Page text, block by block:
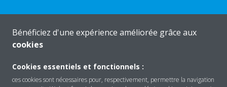
Bénéficiez d'une expérience améliorée grâce aux
cookies
Cookies essentiels et fonctionnels :
ces cookies sont nécessaires pour, respectivement, permettre la navigation